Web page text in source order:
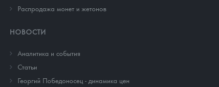
Распродажа монет и жетонов
НОВОСТИ
Аналитика и события
Cтатьи
Георгий Победоносец - динамика цен